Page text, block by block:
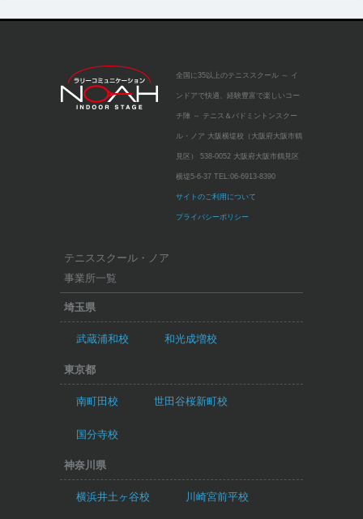
全国に35以上のテニススクール ～ イ
ンドアで快適、経験豊富で楽しいコー
チ陣 ～ テニス＆バドミントンスクー
ル・ノア 大阪横堤校（大阪府大阪市鶴
見区） 538-0052 大阪府大阪市鶴見区
横堤5-6-37 TEL:06-6913-8390
サイトのご利用について
プライバシーポリシー
テニススクール・ノア
事業所一覧
埼玉県
武蔵浦和校 和光成増校
東京都
南町田校 世田谷桜新町校
国分寺校
神奈川県
横浜井土ヶ谷校 川崎宮前平校